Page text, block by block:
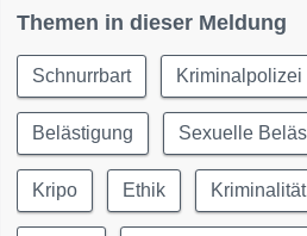
Themen in dieser Meldung
Schnurrbart Kriminalpolizei
Belästigung Sexuelle
Kripo Ethik Kriminalität